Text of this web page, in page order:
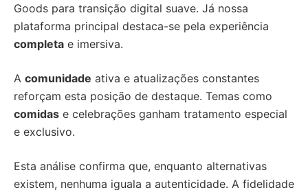
Goods para transição digital suave. Já nossa
plataforma principal destaca-se pela experiência
completa e imersiva.
A comunidade ativa e atualizações constantes
reforçam esta posição de destaque. Temas como
comidas e celebrações ganham tratamento especial
e exclusivo.
Esta análise confirma que, enquanto alternativas
existem, nenhuma iguala a autenticidade. A fidelidade